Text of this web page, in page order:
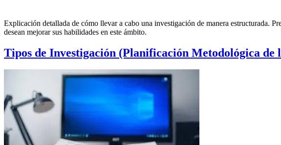
Explicación detallada de cómo llevar a cabo una investigación de manera estructurada.
desean mejorar sus habilidades en este ámbito.
Tipos de Investigación (Planificación Metodológica de